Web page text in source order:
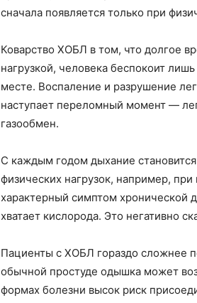
сначала появляется только при
Коварство ХОБЛ в том, что долгое
нагрузкой, человека беспокоит
месте. Воспаление и разрушение
наступает переломный момент —
газообмен.
С каждым годом дыхание
физических нагрузок, например,
характерный симптом хронической
хватает кислорода. Это негативно
Пациенты с ХОБЛ гораздо сложнее
обычной простуде одышка может
формах болезни высок риск